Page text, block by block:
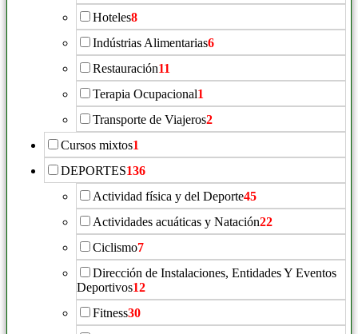
Hoteles8
Indústrias Alimentarias6
Restauración11
Terapia Ocupacional1
Transporte de Viajeros2
Cursos mixtos1
DEPORTES136
Actividad física y del Deporte45
Actividades acuáticas y Natación22
Ciclismo7
Dirección de Instalaciones, Entidades Y Eventos
Deportivos12
Fitness30